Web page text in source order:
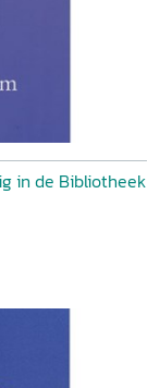
in de Bibliotheek